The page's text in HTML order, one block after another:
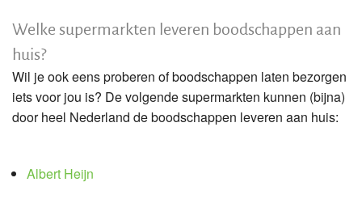
Welke supermarkten leveren boodschappen aan
huis?
Wil je ook eens proberen of boodschappen laten bezorgen
iets voor jou is? De volgende supermarkten kunnen (bijna)
door heel Nederland de boodschappen leveren aan huis:
Albert Heijn